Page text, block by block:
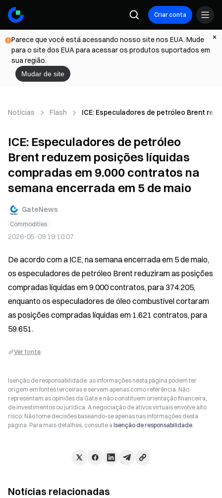
Criar conta
Parece que você está acessando nosso site nos EUA. Mude
para o site dos EUA para acessar os produtos suportados em
sua região.
Mudar de site
Notícias Flash ICE: Especuladores de petróleo Brent
ICE: Especuladores de petróleo
Brent reduzem posições líquidas
compradas em 9.000 contratos na
semana encerrada em 5 de maio
GateNews
Commodities
2026-05-09 19:10:07
De acordo com a ICE, na semana encerrada em 5 de maio,
os especuladores de petróleo Brent reduziram as posições
compradas líquidas em 9.000 contratos, para 374.205,
enquanto os especuladores de óleo combustível cortaram
as posições compradas líquidas em 1.621 contratos, para
59.651.
Ver fonte
Isenção de responsabilidade: as informações nesta página podem ter
origem em fontes terceiras e servem apenas como referência. Não
representam as opiniões da Gate e não constituem orientação financeira,
de investimentos ou jurídica. A negociação de ativos virtuais envolve alto
risco. Não tome decisões baseando-se apenas nas informações desta
página. Para mais detalhes, consulte a Isenção de responsabilidade.
Notícias relacionadas